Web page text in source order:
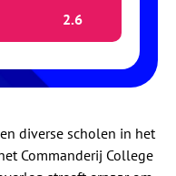
2.6
diverse scholen in het
Commanderij College